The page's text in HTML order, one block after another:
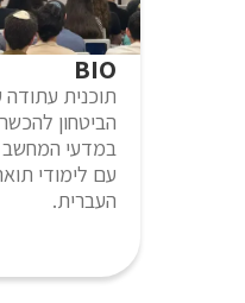
BIO
תוכנית
הביטחון
במדעי המחשב
עם לימודי
העברית.